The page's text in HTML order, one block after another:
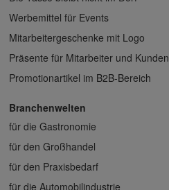
Werbemittel für Events
Mitarbeitergeschenke mit Logo
Präsente für Mitarbeiter und Kunden
Promotionartikel im B2B-Bereich
Branchenwelten
für die Gastronomie
für den Großhandel
für den Praxisbedarf
für die Automobilindustrie